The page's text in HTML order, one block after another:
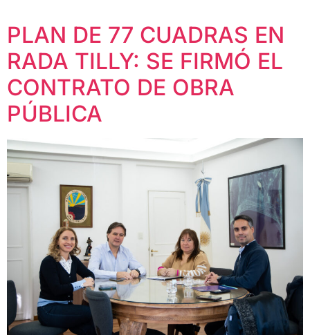
PLAN DE 77 CUADRAS EN
RADA TILLY: SE FIRMÓ EL
CONTRATO DE OBRA
PÚBLICA